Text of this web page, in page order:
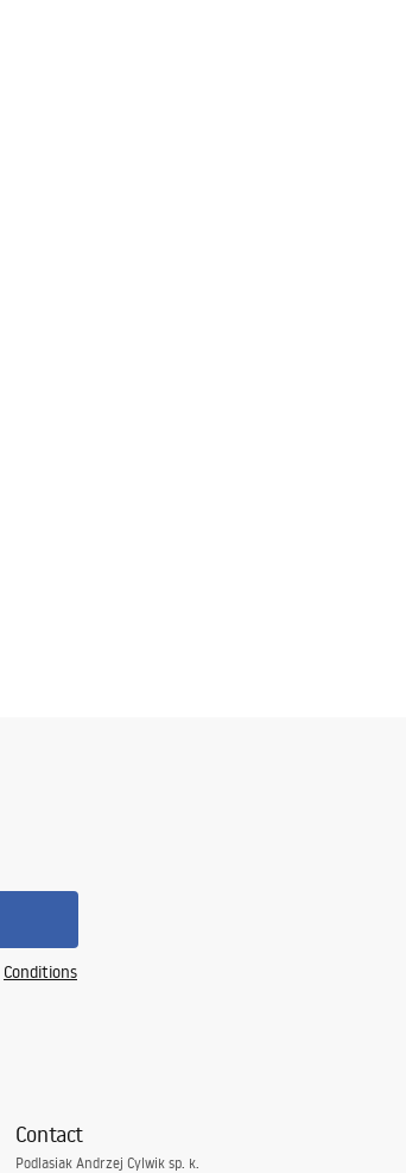
Conditions
Contact
Podlasiak Andrzej Cylwik sp. k.